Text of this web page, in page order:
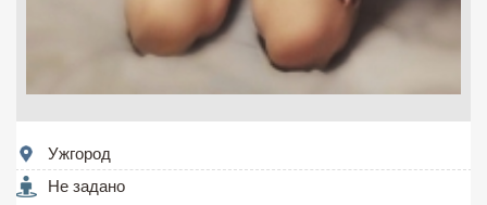
Ужгород
Не задано